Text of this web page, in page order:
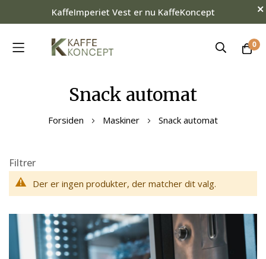
KaffeImperiet Vest er nu KaffeKoncept
0
Snack automat
Forsiden Maskiner Snack automat
Der er ingen produkter, der matcher dit valg.
Filtrer